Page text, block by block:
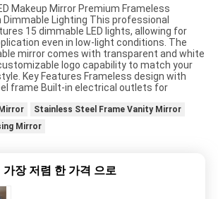
Makeup Mirror Premium Frameless
Dimmable Lighting This professional
15 dimmable LED lights, allowing for
even in low-light conditions. The
mirror comes with transparent and white
logo capability to match your
Key Features Frameless design with
frame Built-in electrical outlets for
Stainless Steel Frame Vanity Mirror
Mirror
가장 저렴 한 가격 으로